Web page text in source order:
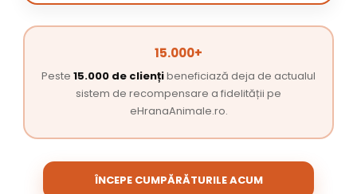
15.000+
Peste 15.000 de cliențibeneficiază deja de actualul
sistem de recompensare a fidelității pe
eHranaAnimale.ro.
ÎNCEPE CUMPĂRĂTURILE ACUM